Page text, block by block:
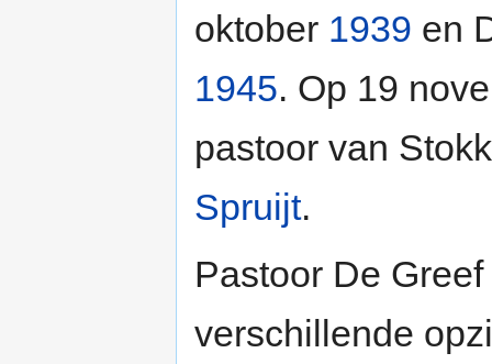
oktober 1939 en
1945. Op 19
pastoor van
Spruijt.
Pastoor De
verschillende